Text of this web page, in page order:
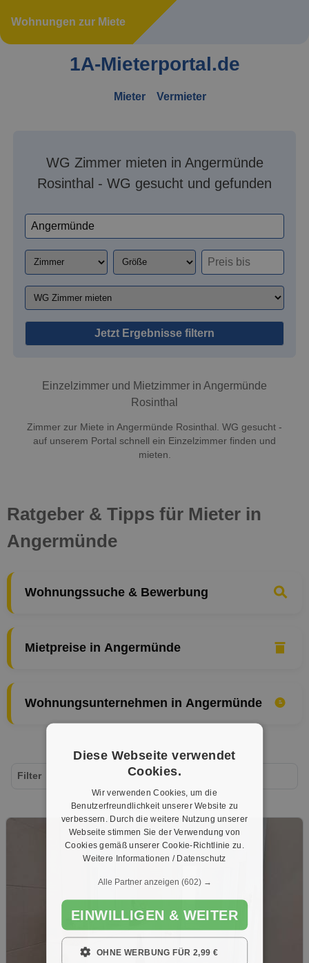
Wohnungen zur Miete
1A-Mieterportal.de
Mieter Vermieter
WG Zimmer mieten in Angermünde
Rosinthal - WG gesucht und gefunden
Jetzt Ergebnisse filtern
Einzelzimmer und Mietzimmer in Angermünde
Rosinthal
Zimmer zur Miete in Angermünde Rosinthal. WG gesucht -
auf unserem Portal schnell ein Einzelzimmer finden und
mieten.
Ratgeber & Tipps für Mieter in
Angermünde
Wohnungssuche & Bewerbung
Mietpreise in Angermünde
Wohnungsunternehmen in Angermünde
Filter
Diese Webseite verwendet
Cookies.
Wir verwenden Cookies, um die
Benutzerfreundlichkeit unserer Website zu
verbessern. Durch die weitere Nutzung unserer
Webseite stimmen Sie der Verwendung von
Cookies gemäß unserer Cookie-Richtlinie zu.
Weitere Informationen / Datenschutz
Alle Partner anzeigen (602) →
EINWILLIGEN & WEITER
OHNE WERBUNG FÜR 2,99 €